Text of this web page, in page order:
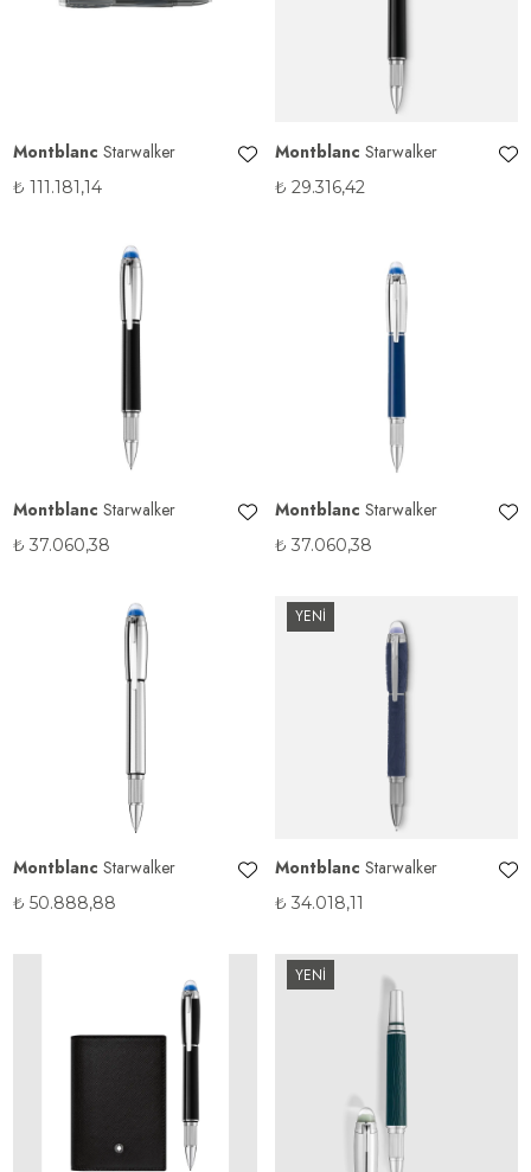
Montblanc Starwalker
₺ 111.181,14
Montblanc Starwalker
₺ 29.316,42
Montblanc Starwalker
₺ 37.060,38
Montblanc Starwalker
₺ 37.060,38
Montblanc Starwalker
₺ 50.888,88
YENİ
Montblanc Starwalker
₺ 34.018,11
YENİ